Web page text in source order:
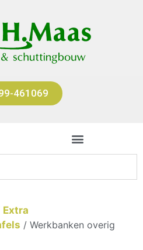
461069
Extra
/ Werkbanken overig